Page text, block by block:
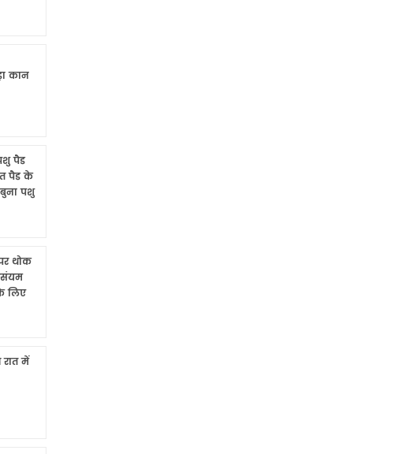
कान
पैड
पैड के
पशु
थोक
लिए
रात में